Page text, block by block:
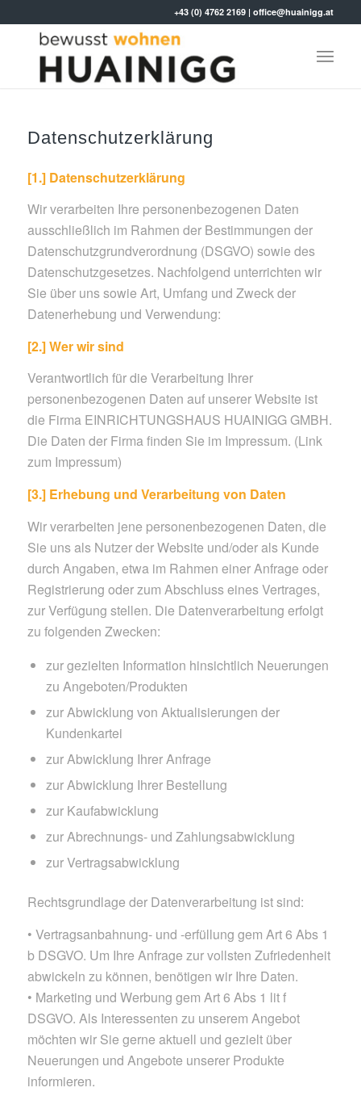
+43 (0) 4762 2169 |office@huainigg.at
Datenschutzerklärung
[1.] Datenschutzerklärung
Wir verarbeiten Ihre personenbezogenen Daten
ausschließlich im Rahmen der Bestimmungen der
Datenschutzgrundverordnung (DSGVO) sowie des
Datenschutzgesetzes. Nachfolgend unterrichten wir
Sie über uns sowie Art, Umfang und Zweck der
Datenerhebung und Verwendung:
[2.] Wer wir sind
Verantwortlich für die Verarbeitung Ihrer
personenbezogenen Daten auf unserer Website ist
die Firma EINRICHTUNGSHAUS HUAINIGG GMBH.
Die Daten der Firma finden Sie im Impressum. (Link
zum Impressum)
[3.] Erhebung und Verarbeitung von Daten
Wir verarbeiten jene personenbezogenen Daten, die
Sie uns als Nutzer der Website und/oder als Kunde
durch Angaben, etwa im Rahmen einer Anfrage oder
Registrierung oder zum Abschluss eines Vertrages,
zur Verfügung stellen. Die Datenverarbeitung erfolgt
zu folgenden Zwecken:
zur gezielten Information hinsichtlich Neuerungen
zu Angeboten/Produkten
zur Abwicklung von Aktualisierungen der
Kundenkartei
zur Abwicklung Ihrer Anfrage
zur Abwicklung Ihrer Bestellung
zur Kaufabwicklung
zur Abrechnungs- und Zahlungsabwicklung
zur Vertragsabwicklung
Rechtsgrundlage der Datenverarbeitung ist sind:
• Vertragsanbahnung- und -erfüllung gem Art 6 Abs 1
b DSGVO. Um Ihre Anfrage zur vollsten Zufriedenheit
abwickeln zu können, benötigen wir Ihre Daten.
• Marketing und Werbung gem Art 6 Abs 1 lit f
DSGVO. Als Interessenten zu unserem Angebot
möchten wir Sie gerne aktuell und gezielt über
Neuerungen und Angebote unserer Produkte
informieren.